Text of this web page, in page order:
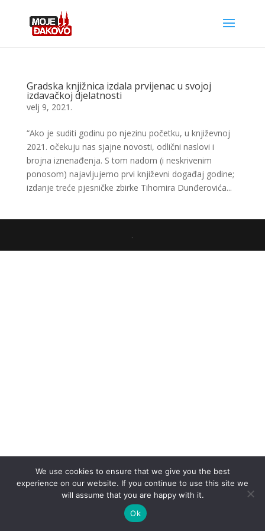
Gradska knjižnica izdala prvijenac u svojoj
izdavačkoj djelatnosti
velj 9, 2021.
“Ako je suditi godinu po njezinu početku, u književnoj
2021. očekuju nas sjajne novosti, odlični naslovi i
brojna iznenađenja. S tom nadom (i neskrivenim
ponosom) najavljujemo prvi književni događaj godine;
izdanje treće pjesničke zbirke Tihomira Dunđerovića...
.
We use cookies to ensure that we give you the best
experience on our website. If you continue to use this site we
will assume that you are happy with it.
Ok